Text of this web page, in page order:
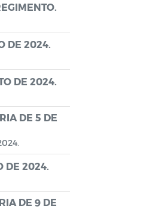
DE 2024.
DE 2024.
DE 5 DE
DE 2024.
DE 9 DE